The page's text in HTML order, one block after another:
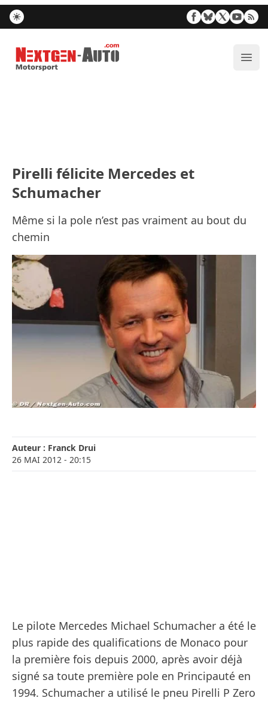
Nextgen-Auto.com
Pirelli félicite Mercedes et
Schumacher
Même si la pole n’est pas vraiment au bout du
chemin
Auteur : Franck Drui
26 MAI 2012 - 20:15
Le pilote Mercedes Michael Schumacher a été le
plus rapide des qualifications de Monaco pour
la première fois depuis 2000, après avoir déjà
signé sa toute première pole en Principauté en
1994. Schumacher a utilisé le pneu Pirelli P Zero